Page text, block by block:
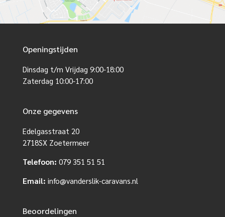
Openingstijden
Dinsdag t/m Vrijdag 9:00-18:00
Zaterdag 10:00-17:00
Onze gegevens
Edelgasstraat 20
2718SX Zoetermeer
Telefoon: 079 351 51 51
Email: info@vanderslik-caravans.nl
Beoordelingen